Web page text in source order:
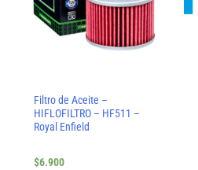
Filtro de Aceite –
HIFLOFILTRO – HF511 –
Royal Enfield
$6.900